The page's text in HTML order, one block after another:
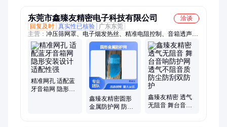
东莞市鑫臻友精密电子科技有限公司
洽谈
回复及时 真实性已核验
广东东莞
主营： 冲压筛网罩、电子烟发热丝、精准电阻控制、音箱透声筛
网、防刮耐用筛网、金属网格音响网、镍铬合金发热丝、电阻稳
定发热丝、口感优化发热丝、音响防尘筛网罩
精准网孔 适配蓝
牙音箱网 隐形安
鑫臻友精密圆形
金属防护网 防锈
鑫臻友精密 透气
无阻音 舞台音响